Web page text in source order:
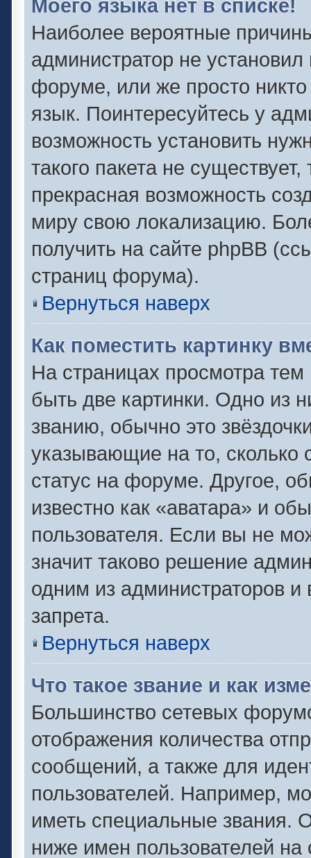
Моего языка нет в списке!
Наиболее вероятные
администратор не
форуме, или же просто
язык. Поинтересуйтесь у
возможность установить
такого пакета не
прекрасная возможность
миру свою локализацию.
получить на сайте phpBB
страниц форума).
Вернуться наверх
Как поместить картинку
На страницах просмотра
быть две картинки. Одно из
званию, обычно это
указывающие на то,
статус на форуме. Другое,
известно как «аватара» и
пользователя. Если вы не
значит таково решение
одним из администраторов и
запрета.
Вернуться наверх
Что такое звание и как
Большинство сетевых
отображения количества
сообщений, а также для
пользователей. Например,
иметь специальные звания.
ниже имен пользователей